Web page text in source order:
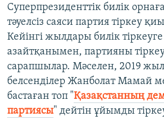
Суперпрезиденттік билік
тәуелсіз саяси партия тіркеу
Кейінгі жылдары билік
азайтқанымен, партияны
сарапшылар. Мәселен, 2019
белсенділер Жанболат Мамай
бастаған топ "Қазақстанның
партиясы" дейтін ұйымды